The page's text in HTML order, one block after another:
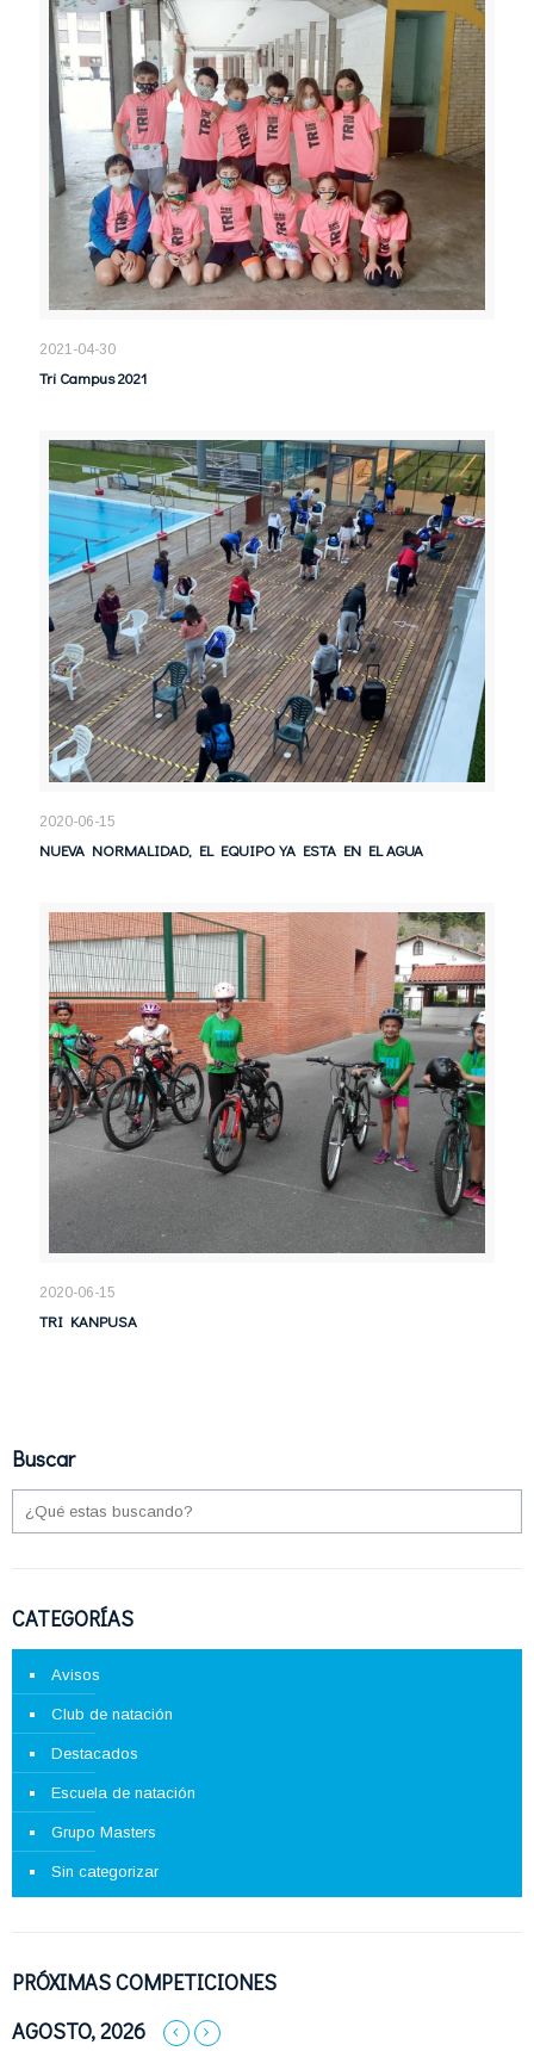
2021-04-30
Tri Campus 2021
2020-06-15
NUEVA NORMALIDAD, EL EQUIPO YA ESTA EN EL AGUA
2020-06-15
TRI KANPUSA
Buscar
CATEGORÍAS
Avisos
Club de natación
Destacados
Escuela de natación
Grupo Masters
Sin categorizar
PRÓXIMAS COMPETICIONES
AGOSTO, 2026